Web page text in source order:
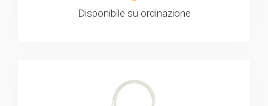
Disponibile su ordinazione